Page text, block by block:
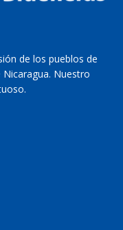
de los pueblos de
Nuestro